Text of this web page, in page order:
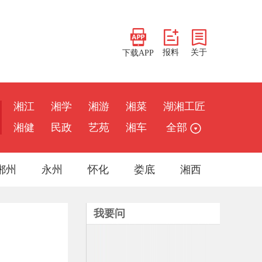
下载APP 报料 关于
湘江 湘学 湘游 湘菜
湖湘工匠
湘健
民政 艺苑 湘车 全部
州 永州 怀化 娄底 湘西
我要问